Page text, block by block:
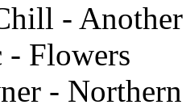
-
Flоwеrs
-